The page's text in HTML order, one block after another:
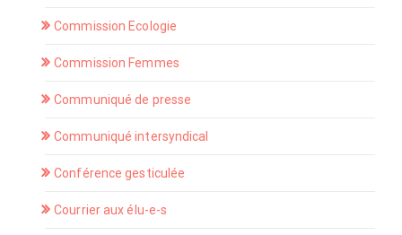
Commission Ecologie
Commission Femmes
Communiqué de presse
Communiqué intersyndical
Conférence gesticulée
Courrier aux élu-e-s